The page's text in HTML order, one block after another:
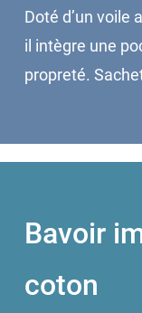
Doté d’un voile
il intègre une
propreté.
Bavoir
coton